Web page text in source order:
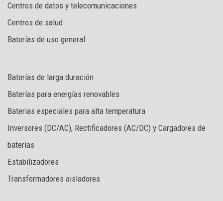
Centros de datos y telecomunicaciones
Centros de salud
Baterías de uso general
Baterías de larga duración
Baterías para energías renovables
Baterias especiales para alta temperatura
Inversores (DC/AC), Rectificadores (AC/DC) y Cargadores de
baterías
Estabilizadores
Transformadores aisladores